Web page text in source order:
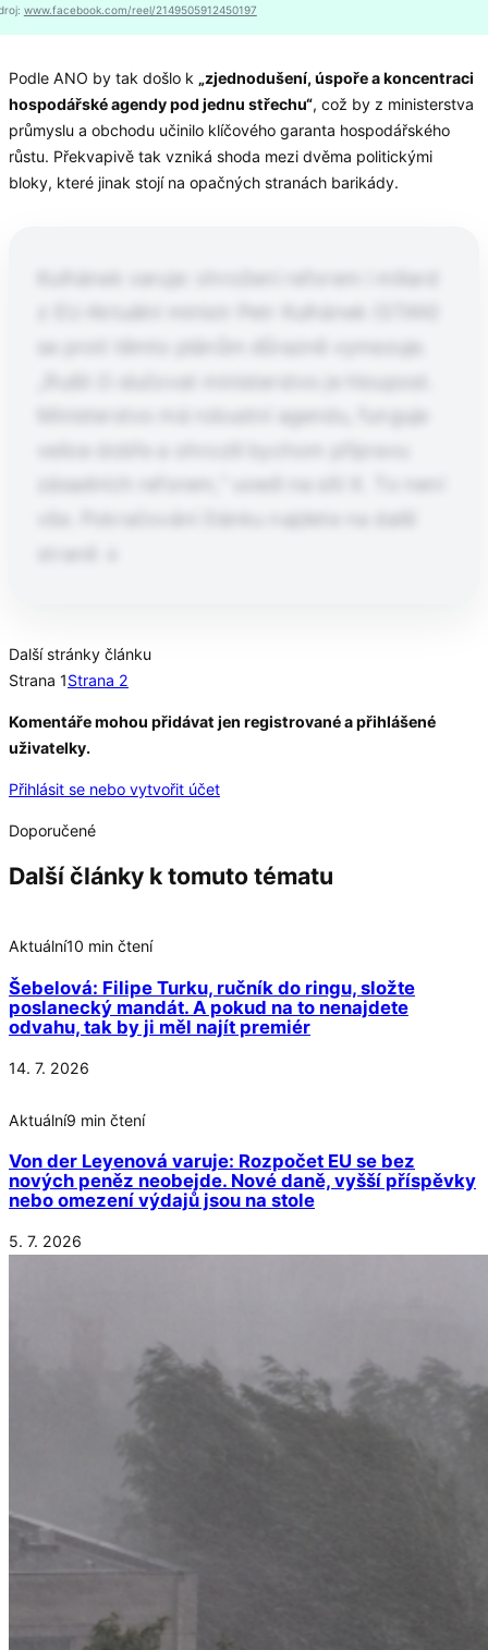
www.facebook.com/reel/2149505912450197
Podle ANO by tak došlo k „zjednodušení, úspoře a koncentraci
hospodářské agendy pod jednu střechu“, což by z ministerstva
průmyslu a obchodu učinilo klíčového garanta hospodářského
růstu. Překvapivě tak vzniká shoda mezi dvěma politickými
bloky, které jinak stojí na opačných stranách barikády.
„Rušit či slučovat ministerstvo je hloupost.
Ministerstvo má robustní agendu, funguje
straně ↓
Pokračování článku po kliknutí
Přečtěte si celý článek
Další stránky článku
Strana 1Strana 2
Komentáře mohou přidávat jen registrované a přihlášené
uživatelky.
Přihlásit se nebo vytvořit účet
Doporučené
Další články k tomuto tématu
Aktuální10 min čtení
Šebelová: Filipe Turku, ručník do ringu, složte
poslanecký mandát. A pokud na to nenajdete
odvahu, tak by ji měl najít premiér
14. 7. 2026
Aktuální9 min čtení
Von der Leyenová varuje: Rozpočet EU se bez
nových peněz neobejde. Nové daně, vyšší příspěvky
nebo omezení výdajů jsou na stole
5. 7. 2026